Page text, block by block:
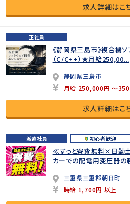
求人詳細はこ
正社員
《静岡県三島市》複合機
（C/C++）★月給250,00...
静岡県三島市
月給 250,000円 ～
求人詳細はこ
派遣社員 初心者歓迎
≪ずっと寮費無料×日勤
カーでの配電用変圧器の
三重県三重郡朝日町
時給 1,700円 以上